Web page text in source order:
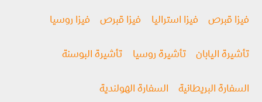
فيزا قبرص فيزا استراليا فيزا قبرص فيزا روسيا
تأشيرة اليابان تأشيرة روسيا تأشيرة البوسنة
السفارة البريطانية السفارة الهولندية